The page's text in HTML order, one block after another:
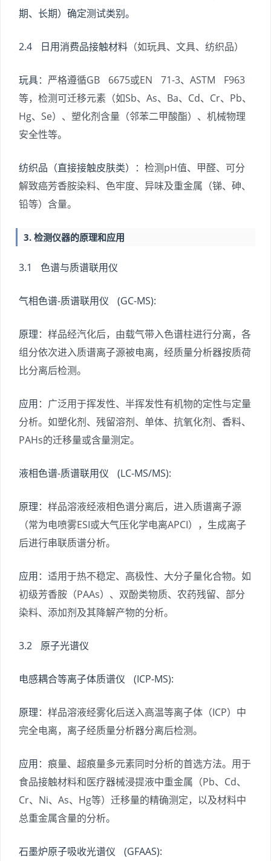
期、长期）确定测试类别。
2.4 日用消费品接触材料 （如玩具、文具、纺织品）
玩具：严格遵循GB 6675或EN 71-3、ASTM F963
等，检测可迁移元素（如Sb、As、Ba、Cd、Cr、Pb、
Hg、Se）、塑化剂含量（邻苯二甲酸酯）、机械物理
安全性等。
纺织品（直接接触皮肤类）
：检测pH值、甲醛、可分
解致癌芳香胺染料、色牢度、异味及重金属（锑、砷、
铅等）含量。
3. 检测仪器的原理和应用
3.1 色谱与质谱联用仪
气相色谱-质谱联用仪 (GC-MS):
原理：样品经汽化后，由载气带入色谱柱进行分离，各
组分依次进入质谱离子源被电离，经质量分析器按质荷
比分离后检测。
应用：广泛用于挥发性、半挥发性有机物的定性与定量
分析。如塑化剂、残留溶剂、单体、抗氧化剂、香料、
PAHs的迁移量或含量测定。
液相色谱-质谱联用仪 (LC-MS/MS):
原理：样品溶液经液相色谱分离后，进入质谱离子源
（常为电喷雾ESI或大气压化学电离APCI），生成离子
后进行串联质谱分析。
应用：适用于热不稳定、高极性、大分子量化合物。如
初级芳香胺（PAAs）、双酚类物质、农药残留、部分
染料、添加剂及其降解产物的分析。
3.2 原子光谱仪
电感耦合等离子体质谱仪 (ICP-MS):
原理：样品溶液经雾化后送入高温等离子体（ICP）中
完全电离，离子经质量分析器分离后检测。
应用：痕量、超痕量多元素同时分析的首选方法。用于
食品接触材料和医疗器械浸提液中重金属（Pb、Cd、
Cr、Ni、As、Hg等）迁移量的精确测定，以及材料中
总重金属含量的分析。
石墨炉原子吸收光谱仪 (GFAAS):